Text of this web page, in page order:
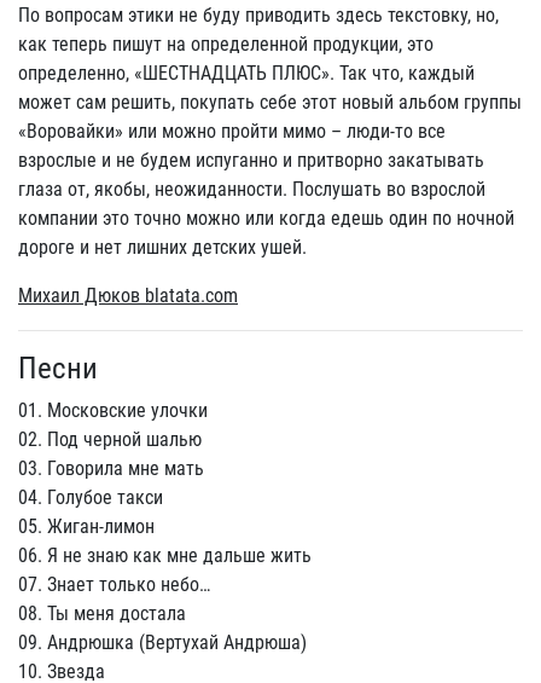
По вопросам этики не буду приводить здесь текстовку, но,
как теперь пишут на определенной продукции, это
определенно, «ШЕСТНАДЦАТЬ ПЛЮС». Так что, каждый
может сам решить, покупать себе этот новый альбом группы
«Воровайки» или можно пройти мимо – люди-то все
взрослые и не будем испуганно и притворно закатывать
глаза от, якобы, неожиданности. Послушать во взрослой
компании это точно можно или когда едешь один по ночной
дороге и нет лишних детских ушей.
Михаил Дюков blatata.com
Песни
01. Московские улочки
02. Под черной шалью
03. Говорила мне мать
04. Голубое такси
05. Жиган-лимон
06. Я не знаю как мне дальше жить
07. Знает только небо…
08. Ты меня достала
09. Андрюшка (Вертухай Андрюша)
10. Звезда